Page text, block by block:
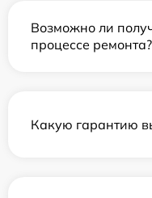
Возможно ли
процессе ремонта?
Какую гарантию